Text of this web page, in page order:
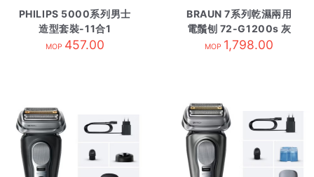
PHILIPS 5000系列男士
造型套裝-11合1
MG5932/15
MOP 457.00
BRAUN 7系列乾濕兩用
電鬚刨 72-G1200s 灰
色
MOP 1,798.00